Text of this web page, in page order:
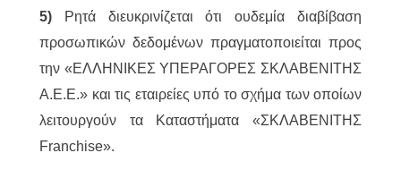
5)
Ρητά διευκρινίζεται ότι ουδεμία διαβίβαση
προσωπικών δεδομένων πραγματοποιείται προς
την «ΕΛΛΗΝΙΚΕΣ ΥΠΕΡΑΓΟΡΕΣ ΣΚΛΑΒΕΝΙΤΗΣ
Α.Ε.Ε.» και τις εταιρείες υπό το σχήμα των οποίων
λειτουργούν τα Καταστήματα «ΣΚΛΑΒΕΝΙΤΗΣ
Franchise».